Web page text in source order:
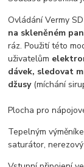
Ovládání Vermy
na skleněném
ráz. Použití této
uživatelům
dávek, sledovat
džusy (míchání
Plocha pro
Tepelným
saturátor,